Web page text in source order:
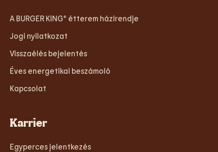
A BURGER KING® étterem házirendje
Jogi nyilatkozat
Visszaélés bejelentés
Éves energetikai beszámoló
Kapcsolat
Karrier
Egyperces jelentkezés